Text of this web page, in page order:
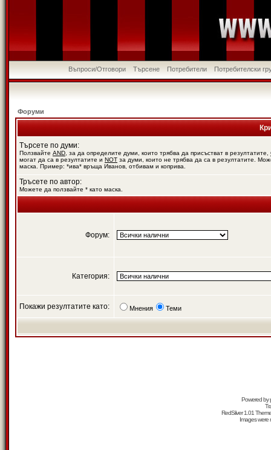
Въпроси/Отговори Търсене Потребители Потребителски
Форуми
Търсете по думи:
Ползвайте AND , за да определите думи, които трябва да присъстват в резултатите,
могат да са в резултатите и NOT за думи, които не трябва да са в резултатите.
маска. Пример: *ива* връща Иванов, отбивам и коприва.
Тръсете по автор:
Можете да ползвайте * като маска.
Форум:
Категория:
Покажи резултатите като: Мнения Теми
Powered by
RedSilver 1.01
Images were